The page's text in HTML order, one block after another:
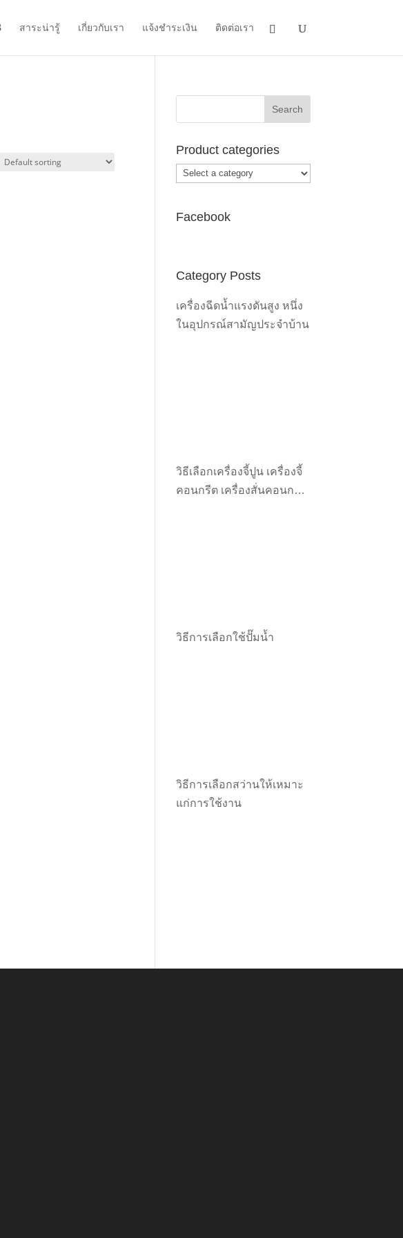
สาระน่ารู้ เกี่ยวกับเรา แจ้งชำระเงิน ติดต่อเรา
Product categories
Facebook
Category Posts
เครื่องฉีดน้ำแรงดันสูง หนึ่ง
ในอุปกรณ์สามัญประจำบ้าน
วิธีเลือกเครื่องจี้ปูน เครื่องจี้
คอนกรีต เครื่องสั่นคอนกรีต
วิธีการเลือกใช้ปั๊มน้ำ
วิธีการเลือกสว่านให้เหมาะ
แก่การใช้งาน